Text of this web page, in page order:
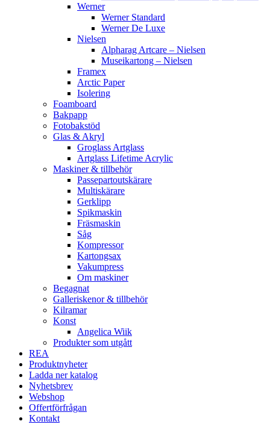
Werner
Werner Standard
Werner De Luxe
Nielsen
Alpharag Artcare – Nielsen
Museikartong – Nielsen
Framex
Arctic Paper
Isolering
Foamboard
Bakpapp
Fotobakstöd
Glas & Akryl
Groglass Artglass
Artglass Lifetime Acrylic
Maskiner & tillbehör
Passepartoutskärare
Multiskärare
Gerklipp
Spikmaskin
Fräsmaskin
Såg
Kompressor
Kartongsax
Vakumpress
Om maskiner
Begagnat
Galleriskenor & tillbehör
Kilramar
Konst
Angelica Wiik
Produkter som utgått
REA
Produktnyheter
Ladda ner katalog
Nyhetsbrev
Webshop
Offertförfrågan
Kontakt